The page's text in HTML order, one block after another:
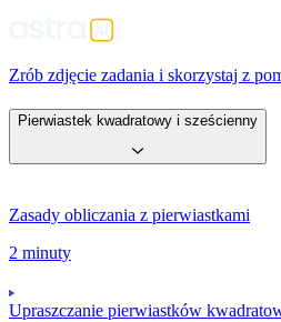
Zrób zdjęcie zadania i skorzystaj z
Pierwiastek kwadratowy i sześcienny
Zasady obliczania z pierwiastkami
2 minuty
Upraszczanie pierwiastków